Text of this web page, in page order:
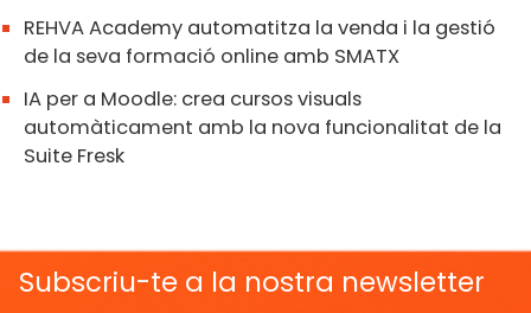
REHVA Academy automatitza la venda i la gestió
de la seva formació online amb SMATX
IA per a Moodle: crea cursos visuals
automàticament amb la nova funcionalitat de la
Suite Fresk
Subscriu-te a la nostra newsletter